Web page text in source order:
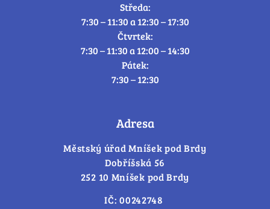
Středa:
7:30 – 11:30 a 12:30 – 17:30
Čtvrtek:
7:30 – 11:30 a 12:00 – 14:30
Pátek:
7:30 – 12:30
Adresa
Městský úřad Mníšek pod Brdy
Dobříšská 56
252 10 Mníšek pod Brdy
IČ: 00242748